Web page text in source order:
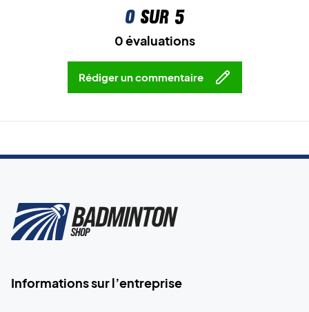
0sur 5
0 évaluations
Rédiger un commentaire
Informations sur l’entreprise